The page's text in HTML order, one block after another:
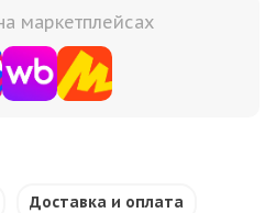
маркетплейсах
Доставка и оплата